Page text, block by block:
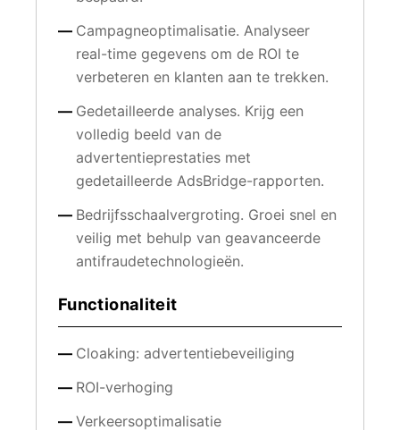
Campagneoptimalisatie. Analyseer
real-time gegevens om de ROI te
verbeteren en klanten aan te trekken.
Gedetailleerde analyses. Krijg een
volledig beeld van de
advertentieprestaties met
gedetailleerde AdsBridge-rapporten.
Bedrijfsschaalvergroting. Groei snel en
veilig met behulp van geavanceerde
antifraudetechnologieën.
Functionaliteit
Cloaking: advertentiebeveiliging
ROI-verhoging
Verkeersoptimalisatie